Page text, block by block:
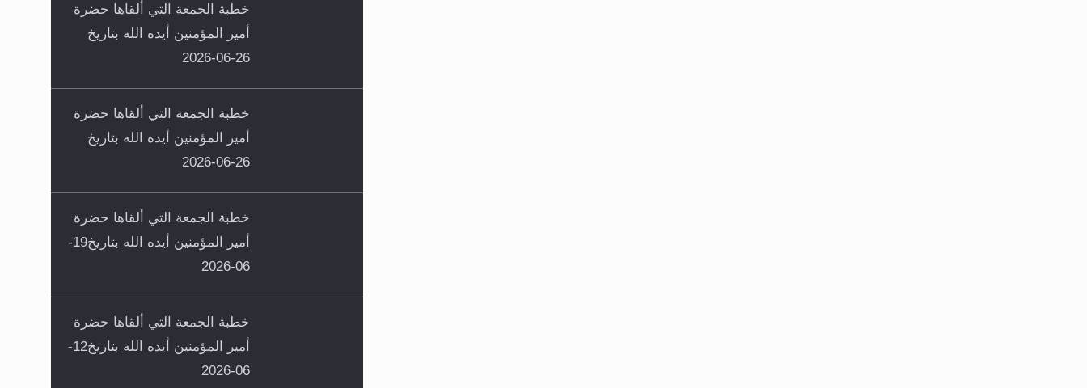
خطبة الجمعة التي ألقاها حضرة
أمير المؤمنين أيده الله بتاريخ
26-06-2026
خطبة الجمعة التي ألقاها حضرة
أمير المؤمنين أيده الله بتاريخ
26-06-2026
خطبة الجمعة التي ألقاها حضرة
أمير المؤمنين أيده الله بتاريخ19-
06-2026
خطبة الجمعة التي ألقاها حضرة
أمير المؤمنين أيده الله بتاريخ12-
06-2026